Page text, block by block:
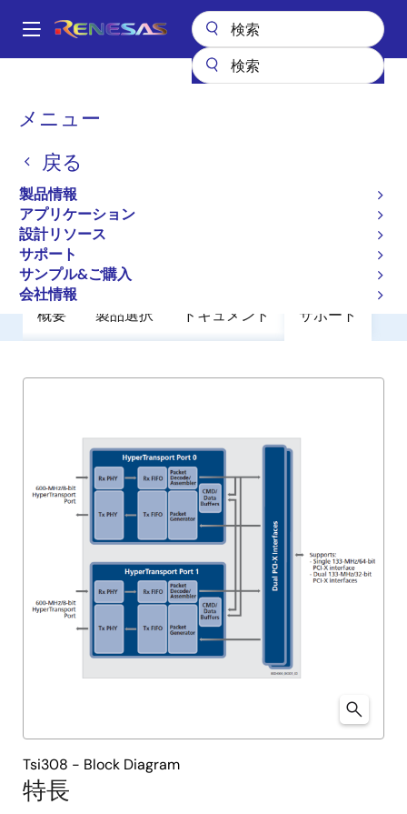
ン
Main
メニュー
戻る
製品情報
アプリケーション
設計リソース
サポート
サンプル&ご購入
会社情報
パ
く
ず
TSI308
TSI308
廃止品
HyperTransport to PCI-X Bridge
概要 製品選択 ドキュメント サポート
特長
Tsi308 - Block Diagram